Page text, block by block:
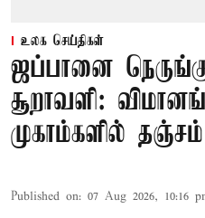
உலக செய்திகள்
ஜப்பானை
சூறாவளி:
முகாம்களில் தஞ்சம்
Published on: 07 Aug 2026, 10:16